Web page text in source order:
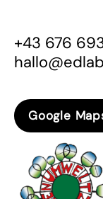
+43 676
Google